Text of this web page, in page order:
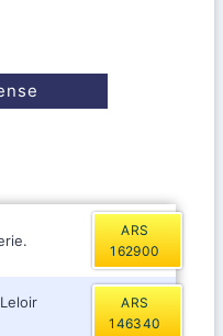
ARS
162900
ARS
146340